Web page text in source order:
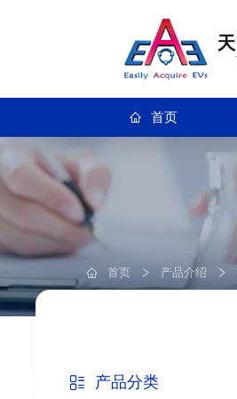
首页
首页 产品介绍
产品分类